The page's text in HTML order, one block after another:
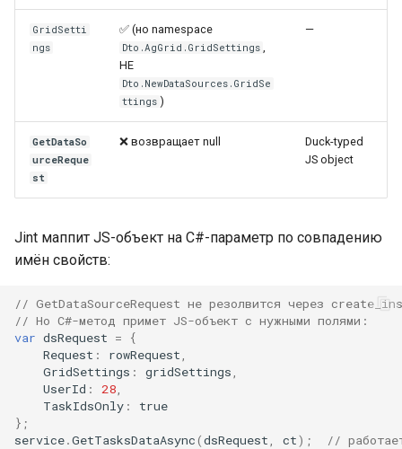
GridSetti
ngs
✅ (но namespace
Dto.AgGrid.GridSettings ,
НЕ
Dto.NewDataSources.GridSe
ttings )
—
GetDataSo
urceReque
st
❌ возвращает null
Duck-typed
JS object
Jint маппит JS-объект на C#-параметр по совпадению
имён свойств:
// GetDataSourceRequest не резолвится через
// Но C#-метод примет JS-объект с нужными полями:
var dsRequest =
{
Request : rowRequest
GridSettings : gridSettings
UserId : 28
TaskIdsOnly :
true
};
service.GetTasksDataAsync(dsRequest ct); //